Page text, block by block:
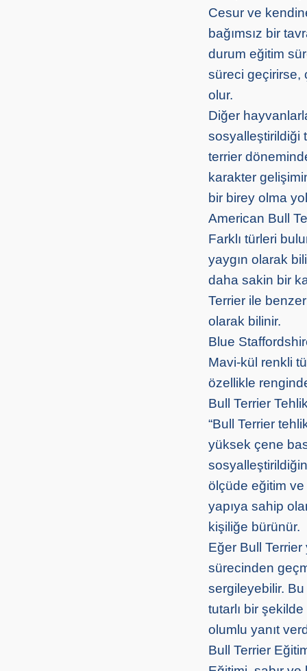
Cesur ve
bağımsız bir
durum eğitim
süreci geçirirse,
olur.
Diğer
sosyalleştirildiği
terrier
karakter
bir birey olma
American Bull
Farklı türleri
yaygın olarak
daha sakin bir
Terrier ile
olarak bilinir.
Blue
Mavi-kül renkli
özellikle
Bull Terrier
“Bull Terrier
yüksek çene
ölçüde eğitim
yapıya sahip
kişiliğe bürünür.
Eğer Bull
sürecinden
sergileyebilir.
tutarlı bir
olumlu yanıt
Bull Terrier